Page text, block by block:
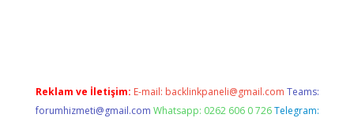
Reklam ve İletişim: E-mail: backlinkpaneli@gmail.com Teams:
forumhizmeti@gmail.com Whatsapp: 0262 606 0 726 Telegram: